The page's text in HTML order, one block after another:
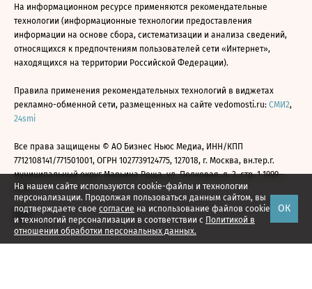
На нашем сайте используются cookie-файлы и технологии
персонализации. Продолжая пользоваться данным сайтом, вы
подтверждаете свое согласие на использование файлов cookie
и технологий персонализации в соответствии с Политикой в
отношении обработки персональных данных.
ОК
На информационном ресурсе применяются рекомендательные
технологии (информационные технологии предоставления
информации на основе сбора, систематизации и анализа сведений,
относящихся к предпочтениям пользователей сети «Интернет»,
находящихся на территории Российской Федерации).
Правила применения рекомендательных технологий в виджетах
рекламно-обменной сети, размещенных на сайте vedomosti.ru: СМИ2,
24smi
Все права защищены © АО Бизнес Ньюс Медиа, ИНН/КПП
7712108141/771501001, ОГРН 1027739124775, 127018, г. Москва, вн.тер.г.
муниципальный округ Марьина Роща, ул. Полковая, д. 3, стр. 1 1999—
2026